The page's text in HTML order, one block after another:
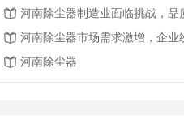
河南除尘器市场需求激增，企业
河南除尘器